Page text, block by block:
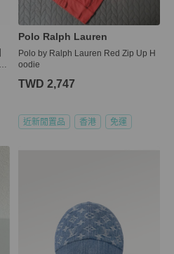
Polo Ralph Lauren
Polo by Ralph Lauren Red Zip Up H
oodie
TWD 2,747
近新閒置品 香港 免運